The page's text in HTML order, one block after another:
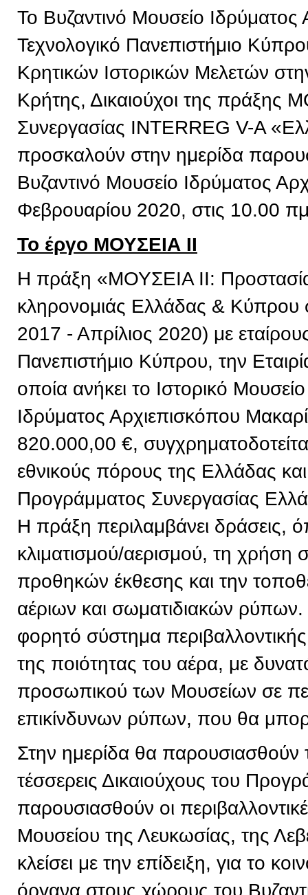
Το Βυζαντινό Μουσείο
Τεχνολογικό Πανεπιστήμιο
Κρητικών Ιστορικών Μελετών
Κρήτης, Δικαιούχοι της πράξης
Συνεργασίας INTERREG V-A
προσκαλούν στην ημερίδα
Βυζαντινό Μουσείο Ιδρύματος
Φεβρουαρίου 2020, στις 10.00
Το έργο ΜΟΥΣΕΙΑ ΙΙ
Η πράξη «ΜΟΥΣΕΙΑ ΙΙ: Προστασία
κληρονομιάς Ελλάδας & Κύπρου
2017 - Απρίλιος 2020) με
Πανεπιστήμιο Κύπρου, την
οποία ανήκει το Ιστορικό
Ιδρύματος Αρχιεπισκόπου
820.000,00 €,
εθνικούς πόρους της Ελλάδας
Προγράμματος Συνεργασίας
Η πράξη περιλαμβάνει δράσεις,
κλιματισμού/αερισμού, τη χρήση
προθηκών έκθεσης και την
αέριων και σωματιδιακών
φορητό σύστημα
της ποιότητας του αέρα, με
προσωπικού των Μουσείων σε
επικίνδυνων ρύπων, που θα
Στην ημερίδα θα
τέσσερεις Δικαιούχους του
παρουσιασθούν οι
Μουσείου της Λευκωσίας, της
κλείσει με την επίδειξη, για το
όργανα στους χώρους του